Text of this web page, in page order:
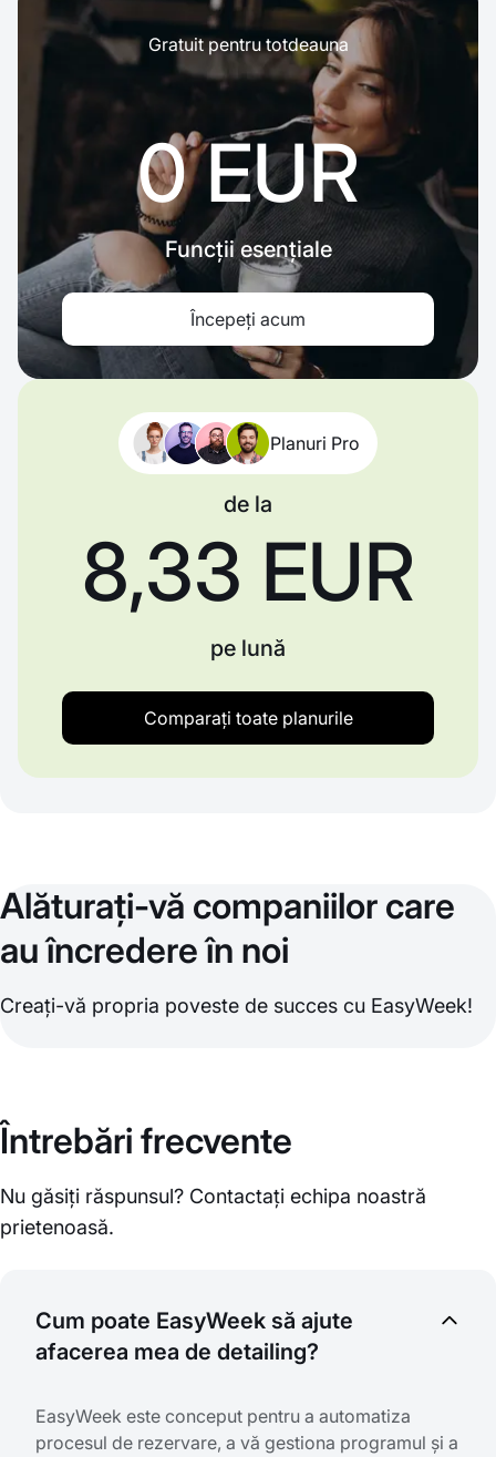
Gratuit pentru totdeauna
0 EUR
Funcții esențiale
Începeți acum
Planuri Pro
de la
8,33 EUR
pe lună
Comparați toate planurile
Alăturați-vă companiilor care
au încredere în noi
Creați-vă propria poveste de succes cu EasyWeek!
Întrebări frecvente
Nu găsiți răspunsul? Contactați echipa noastră
prietenoasă.
Cum poate EasyWeek să ajute
afacerea mea de detailing?
EasyWeek este conceput pentru a automatiza
procesul de rezervare, a vă gestiona programul și a